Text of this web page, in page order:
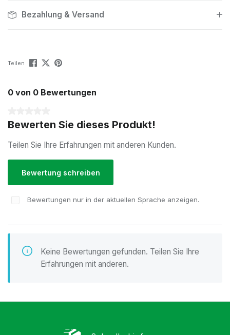
Bezahlung & Versand
Teilen
0 von 0 Bewertungen
Bewerten Sie dieses Produkt!
Teilen Sie Ihre Erfahrungen mit anderen Kunden.
Bewertung schreiben
Bewertungen nur in der aktuellen Sprache anzeigen.
Keine Bewertungen gefunden. Teilen Sie Ihre
Erfahrungen mit anderen.